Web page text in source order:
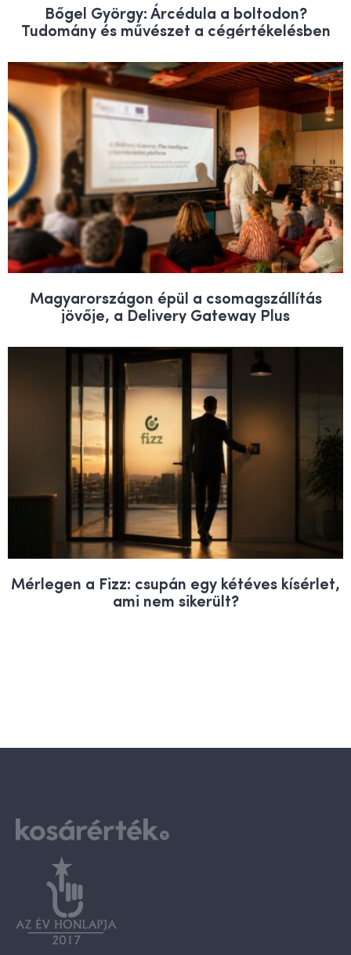
Bőgel György: Árcédula a boltodon?
Tudomány és művészet a cégértékelésben
Magyarországon épül a csomagszállítás
jövője, a Delivery Gateway Plus
Mérlegen a Fizz: csupán egy kétéves kísérlet,
ami nem sikerült?